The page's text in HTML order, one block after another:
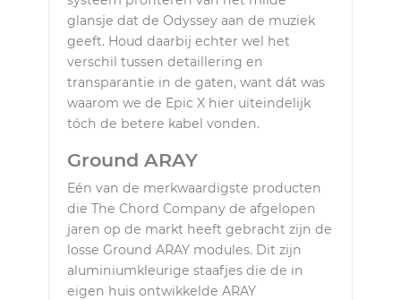
glansje dat de Odyssey aan de muziek
geeft. Houd daarbij echter wel het
verschil tussen detaillering en
transparantie in de gaten, want dát was
waarom we de Epic X hier uiteindelijk
tóch de betere kabel vonden.
Ground ARAY
Eén van de merkwaardigste producten
die The Chord Company de afgelopen
jaren op de markt heeft gebracht zijn de
losse Ground ARAY modules. Dit zijn
aluminiumkleurige staafjes die de in
eigen huis ontwikkelde ARAY